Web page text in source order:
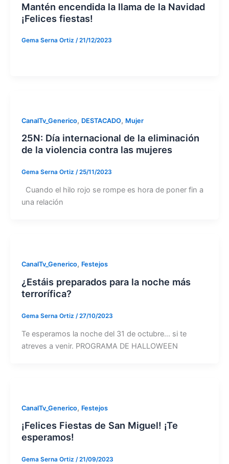
Mantén encendida la llama de la Navidad
¡Felices fiestas!
Gema Serna Ortiz /21/12/2023
CanalTv_Generico, DESTACADO, Mujer
25N: Día internacional de la eliminación
de la violencia contra las mujeres
Gema Serna Ortiz /25/11/2023
Cuando el hilo rojo se rompe es hora de poner fin a
una relación
CanalTv_Generico, Festejos
¿Estáis preparados para la noche más
terrorífica?
Gema Serna Ortiz /27/10/2023
Te esperamos la noche del 31 de octubre… si te
atreves a venir. PROGRAMA DE HALLOWEEN
CanalTv_Generico, Festejos
¡Felices Fiestas de San Miguel! ¡Te
esperamos!
Gema Serna Ortiz /21/09/2023